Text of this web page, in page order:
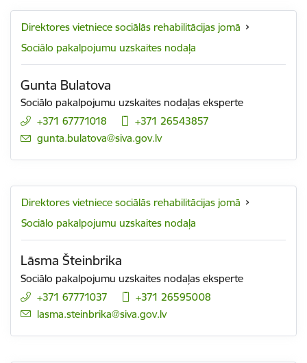
Direktores vietniece sociālās rehabilitācijas jomā
Sociālo pakalpojumu uzskaites nodaļa
Gunta Bulatova
Sociālo pakalpojumu uzskaites nodaļas eksperte
+371 67771018
+371 26543857
E-pasts:
gunta.bulatova@siva.gov.lv
Direktores vietniece sociālās rehabilitācijas jomā
Sociālo pakalpojumu uzskaites nodaļa
Lāsma Šteinbrika
Sociālo pakalpojumu uzskaites nodaļas eksperte
+371 67771037
+371 26595008
E-pasts:
lasma.steinbrika@siva.gov.lv